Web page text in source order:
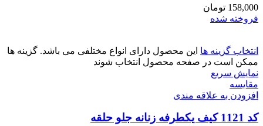
158,000 تومان
فروخته شده
انتخاب گزینه ها این محصول دارای انواع مختلفی می باشد. گزینه ها
ممکن است در صفحه محصول انتخاب شوند
نمایش سریع
مقايسه
افزودن به علاقه مندی
کد 1121 کیف یکطرفه زنانه جلو حلقه